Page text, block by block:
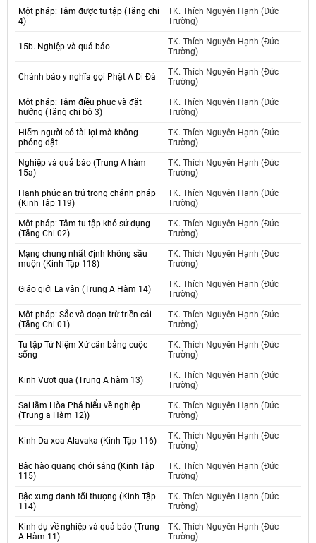
Một pháp: Tâm được tu tập (Tăng chi
4)
TK. Thích Nguyên Hạnh (Đức
Trường)
15b. Nghiệp và quả báo
TK. Thích Nguyên Hạnh (Đức
Trường)
Chánh báo y nghĩa gọi Phật A Di Đà
TK. Thích Nguyên Hạnh (Đức
Trường)
Một pháp: Tâm điều phục và đặt
hướng (Tăng chi bộ 3)
TK. Thích Nguyên Hạnh (Đức
Trường)
Hiếm người có tài lợi mà không
phóng dật
TK. Thích Nguyên Hạnh (Đức
Trường)
Nghiệp và quả báo (Trung A hàm
15a)
TK. Thích Nguyên Hạnh (Đức
Trường)
Hạnh phúc an trú trong chánh pháp
(Kinh Tập 119)
TK. Thích Nguyên Hạnh (Đức
Trường)
Một pháp: Tâm tu tập khó sử dụng
(Tăng Chi 02)
TK. Thích Nguyên Hạnh (Đức
Trường)
Mạng chung nhất định không sầu
muộn (Kinh Tập 118)
TK. Thích Nguyên Hạnh (Đức
Trường)
Giáo giới La vân (Trung A Hàm 14)
TK. Thích Nguyên Hạnh (Đức
Trường)
Một pháp: Sắc và đoạn trừ triền cái
(Tăng Chi 01)
TK. Thích Nguyên Hạnh (Đức
Trường)
Tu tập Tứ Niệm Xứ cân bằng cuộc
sống
TK. Thích Nguyên Hạnh (Đức
Trường)
Kinh Vượt qua (Trung A hàm 13)
TK. Thích Nguyên Hạnh (Đức
Trường)
Sai lầm Hòa Phá hiểu về nghiệp
(Trung a Hàm 12))
TK. Thích Nguyên Hạnh (Đức
Trường)
Kinh Da xoa Alavaka (Kinh Tập 116)
TK. Thích Nguyên Hạnh (Đức
Trường)
Bậc hào quang chói sáng (Kinh Tập
115)
TK. Thích Nguyên Hạnh (Đức
Trường)
Bậc xưng danh tối thượng (Kinh Tập
114)
TK. Thích Nguyên Hạnh (Đức
Trường)
Kinh dụ về nghiệp và quả báo (Trung
A Hàm 11)
TK. Thích Nguyên Hạnh (Đức
Trường)